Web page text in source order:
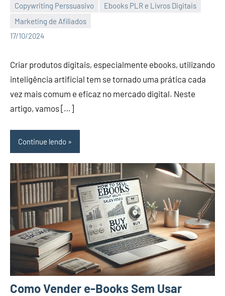
Copywriting Perssuasivo
Ebooks PLR e Livros Digitais
Marketing de Afiliados
17/10/2024
Alex
Nenhum
Comentário
Criar produtos digitais, especialmente ebooks, utilizando
inteligência artificial tem se tornado uma prática cada
vez mais comum e eficaz no mercado digital. Neste
artigo, vamos […]
Continue lendo
Como Vender e-Books Sem Usar